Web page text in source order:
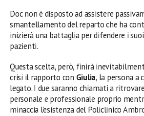
Doc non è disposto ad assistere
smantellamento del reparto che ha
inizierà una battaglia per difendere i
pazienti.
Questa scelta, però, finirà
crisi il rapporto con Giulia, la persona a
legato. I due saranno chiamati a
personale e professionale proprio
minaccia l’esistenza del Policlinico